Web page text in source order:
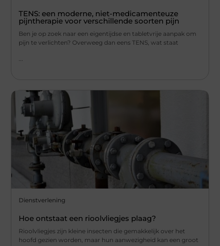
TENS: een moderne, niet-medicamenteuze
pijntherapie voor verschillende soorten pijn
Ben je op zoek naar een eigentijdse en tabletvrije aanpak om
pijn te verlichten? Overweeg dan eens TENS, wat staat
Dienstverlening
Hoe ontstaat een rioolvliegjes plaag?
Rioolvliegjes zijn kleine insecten die gemakkelijk over het
hoofd gezien worden, maar hun aanwezigheid kan een groot